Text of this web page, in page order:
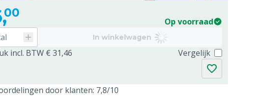
00
Op voorraad
In winkelwagen
incl. BTW € 31,46 Vergelijk
door klanten: 7,8/10